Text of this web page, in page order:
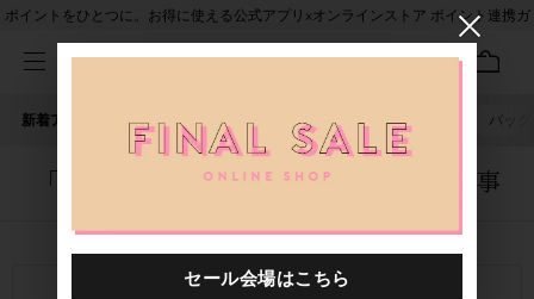
ポイントをひとつに。お得に使える公式アプリ×オンラインストア ポイント連携ガ
新着アイテム 人気ワード セール 40th限定 バッグ
「4132202.2610007.0001」に関する記事
関連キーワード